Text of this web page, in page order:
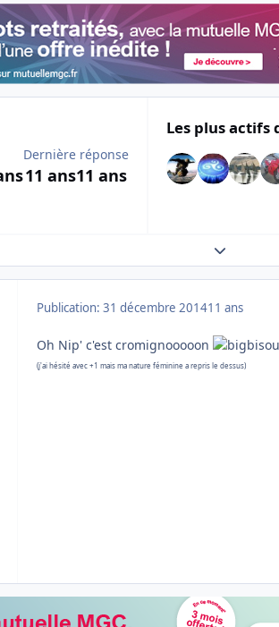
Dernière réponse
11 ans11 ans
Les plus actifs
Expand
Publication: 31 décembre 201411 ans
Oh Nip' c'est cromignooooon
(j'ai hésité avec +1 mais ma nature féminine a repris le dessus)